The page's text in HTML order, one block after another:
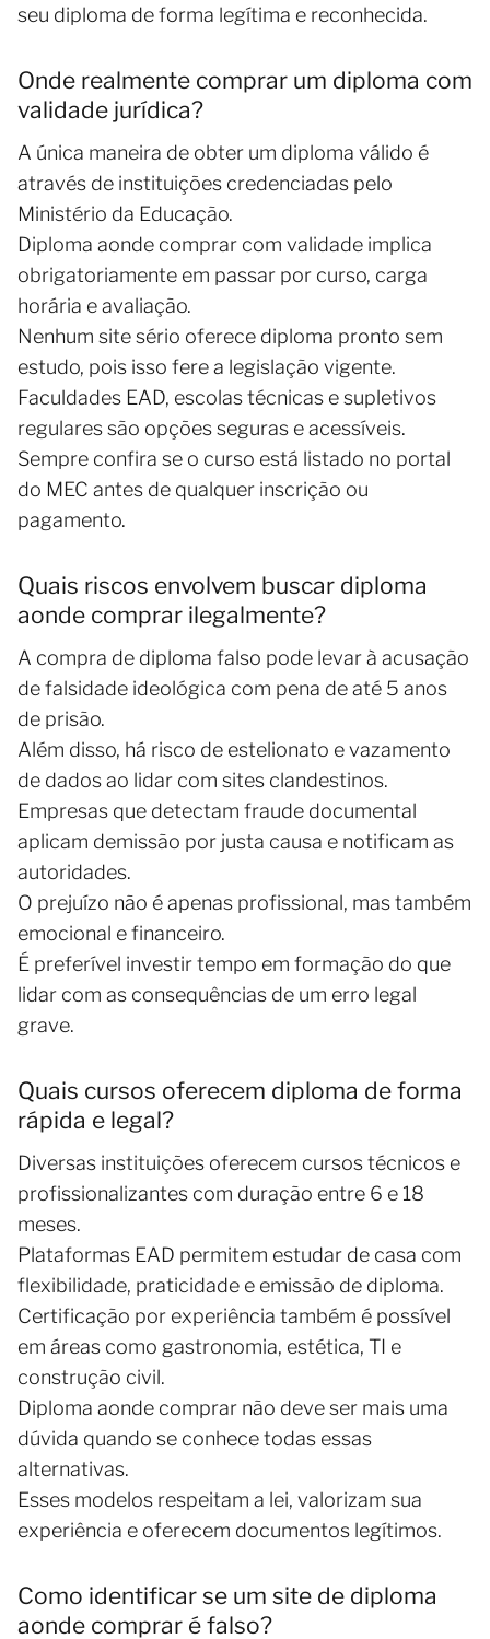
seu diploma de forma legítima e reconhecida.
Onde realmente comprar um diploma com
validade jurídica?
A única maneira de obter um diploma válido é
através de instituições credenciadas pelo
Ministério da Educação.
Diploma aonde comprar com validade implica
obrigatoriamente em passar por curso, carga
horária e avaliação.
Nenhum site sério oferece diploma pronto sem
estudo, pois isso fere a legislação vigente.
Faculdades EAD, escolas técnicas e supletivos
regulares são opções seguras e acessíveis.
Sempre confira se o curso está listado no portal
do MEC antes de qualquer inscrição ou
pagamento.
Quais riscos envolvem buscar diploma
aonde comprar ilegalmente?
A compra de diploma falso pode levar à acusação
de falsidade ideológica com pena de até 5 anos
de prisão.
Além disso, há risco de estelionato e vazamento
de dados ao lidar com sites clandestinos.
Empresas que detectam fraude documental
aplicam demissão por justa causa e notificam as
autoridades.
O prejuízo não é apenas profissional, mas também
emocional e financeiro.
É preferível investir tempo em formação do que
lidar com as consequências de um erro legal
grave.
Quais cursos oferecem diploma de forma
rápida e legal?
Diversas instituições oferecem cursos técnicos e
profissionalizantes com duração entre 6 e 18
meses.
Plataformas EAD permitem estudar de casa com
flexibilidade, praticidade e emissão de diploma.
Certificação por experiência também é possível
em áreas como gastronomia, estética, TI e
construção civil.
Diploma aonde comprar não deve ser mais uma
dúvida quando se conhece todas essas
alternativas.
Esses modelos respeitam a lei, valorizam sua
experiência e oferecem documentos legítimos.
Como identificar se um site de diploma
aonde comprar é falso?